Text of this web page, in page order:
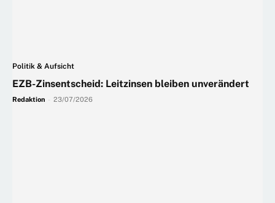
Politik & Aufsicht
EZB-Zinsentscheid: Leitzinsen bleiben unverändert
Redaktion 23/07/2026